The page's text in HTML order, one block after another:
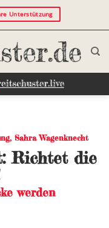
Unterstützung
, Sahra Wagenknecht
Richtet die
werden